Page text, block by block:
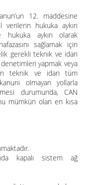
12. maddesine
hukuka aykırı
aykırı olarak
sağlamak için
gerekli teknik ve idari
yapmak veya
teknik ve idari tüm
olmayan yollarla
durumunda, CAN
mümkün olan en kısa
kapalı sistem ağ